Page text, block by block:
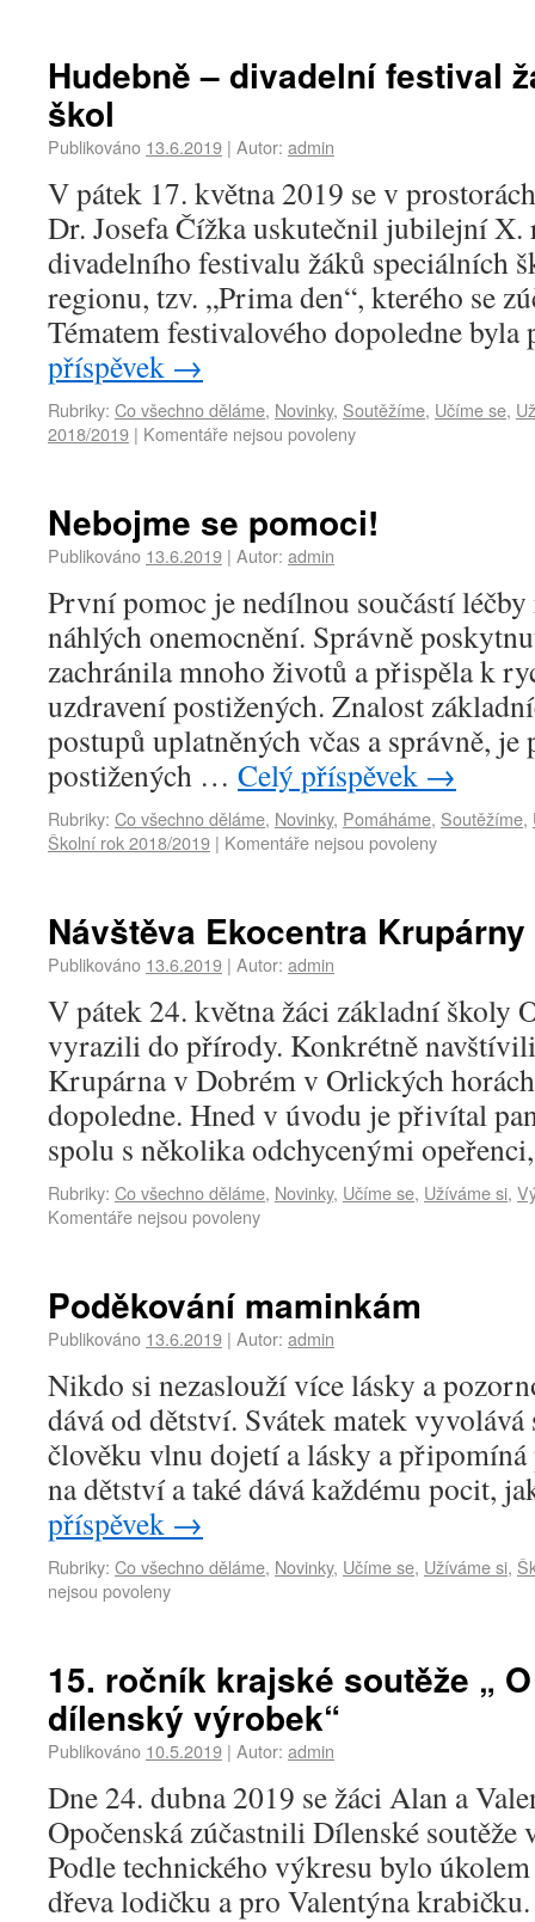
Hudebně – divadelní festival
škol
Publikováno 13.6.2019 | Autor: admin
V pátek 17. května 2019 se v
Dr. Josefa Čížka uskutečnil jubilejní X.
divadelního festivalu žáků speciálních
regionu, tzv. „Prima den“, kterého se
Tématem festivalového dopoledne
příspěvek →
Rubriky: Co všechno děláme, Novinky, Soutěžíme, Učíme se,
2018/2019 | Komentáře nejsou povoleny
Nebojme se pomoci!
Publikováno 13.6.2019 | Autor: admin
První pomoc je nedílnou součástí
náhlých onemocnění. Správně
zachránila mnoho životů a přispěla k
uzdravení postižených. Znalost
postupů uplatněných včas a správně, je
postižených … Celý příspěvek →
Rubriky: Co všechno děláme, Novinky, Pomáháme, Soutěžíme,
Školní rok 2018/2019 | Komentáře nejsou povoleny
Návštěva Ekocentra
Publikováno 13.6.2019 | Autor: admin
V pátek 24. května žáci základní školy
vyrazili do přírody. Konkrétně
Krupárna v Dobrém v Orlických
dopoledne. Hned v úvodu je přivítal
spolu s několika odchycenými
Rubriky: Co všechno děláme, Novinky, Učíme se, Užíváme si,
Komentáře nejsou povoleny
Poděkování maminkám
Publikováno 13.6.2019 | Autor: admin
Nikdo si nezaslouží více lásky a
dává od dětství. Svátek matek vyvolává
člověku vlnu dojetí a lásky a
na dětství a také dává každému pocit,
příspěvek →
Rubriky: Co všechno děláme, Novinky, Učíme se, Užíváme si,
nejsou povoleny
15. ročník krajské soutěže „
dílenský výrobek“
Publikováno 10.5.2019 | Autor: admin
Dne 24. dubna 2019 se žáci Alan a
Opočenská zúčastnili Dílenské
Podle technického výkresu bylo
dřeva lodičku a pro Valentýna